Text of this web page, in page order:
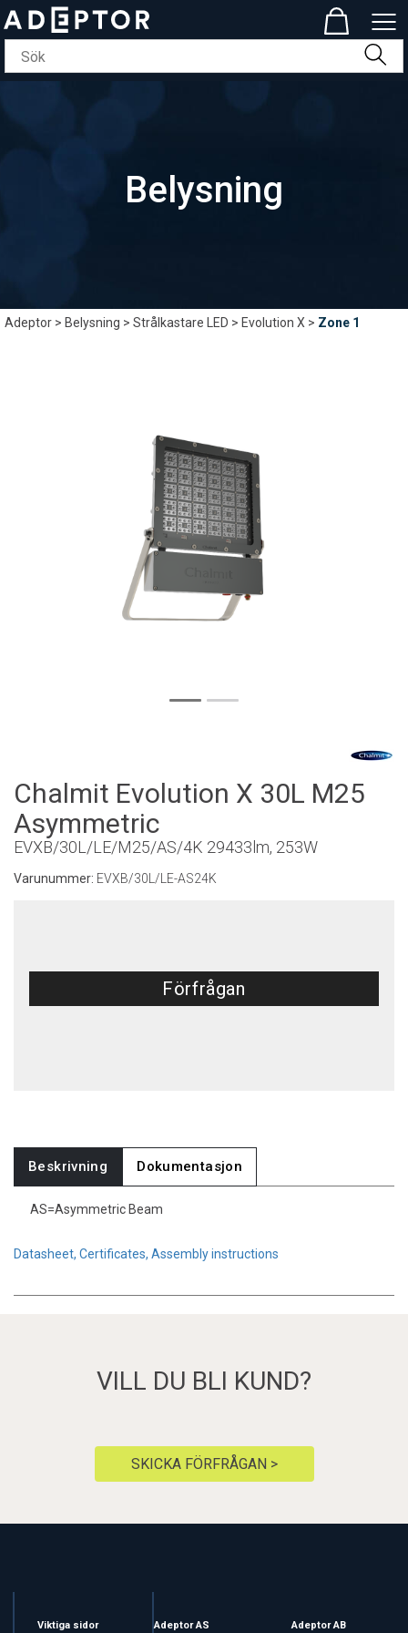
Belysning
Adeptor>Belysning>Strålkastare LED>Evolution X>Zone 1
Chalmit Evolution X 30L M25
Asymmetric
EVXB/30L/LE/M25/AS/4K 29433lm, 253W
Varunummer: EVXB/30L/LE-AS24K
Förfrågan
Beskrivning Dokumentasjon
AS=Asymmetric Beam
Datasheet, Certificates, Assembly instructions
VILL DU BLI KUND?
SKICKA FÖRFRÅGAN >
Viktiga sidor Adeptor AS Adeptor AB